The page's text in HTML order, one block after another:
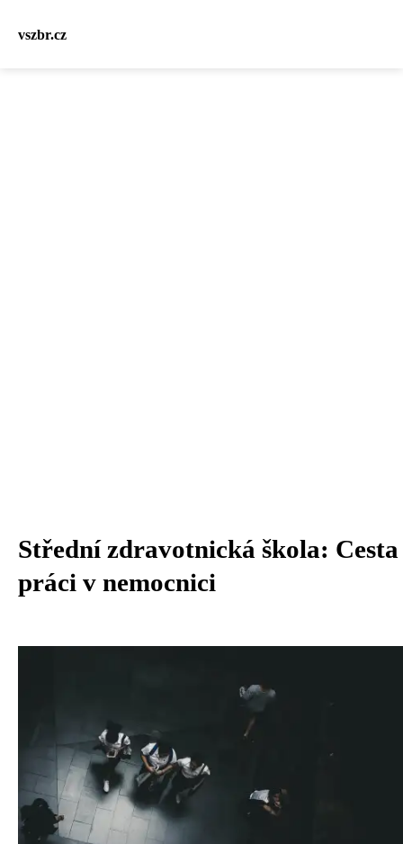
vszbr.cz
Střední zdravotnická škola:
práci v nemocnici